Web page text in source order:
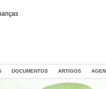
DOCUMENTOS ARTIGOS